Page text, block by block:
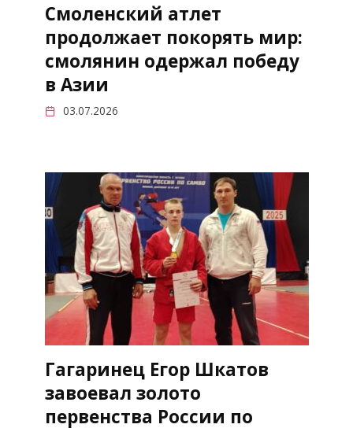
Смоленский атлет
продолжает покорять мир:
смолянин одержал победу
в Азии
03.07.2026
Гагаринец Егор Шкатов
завоевал золото
первенства России по